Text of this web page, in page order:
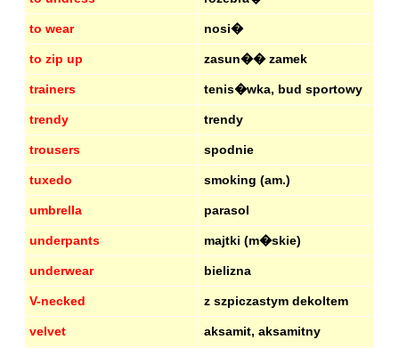
to wear nosi�
to zip up zasun�� zamek
trainers tenis�wka, bud sportowy
trendy trendy
trousers spodnie
tuxedo smoking (am.)
umbrella parasol
underpants majtki (m�skie)
underwear bielizna
V-necked z szpiczastym dekoltem
velvet aksamit, aksamitny